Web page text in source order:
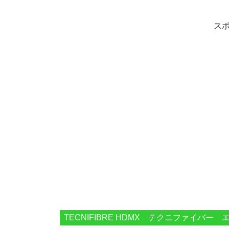
ス
TECNIFIBRE HDMX テクニファイバー エ